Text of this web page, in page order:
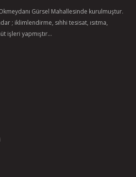
Gürsel Mahallesinde kurulmuştur.
; iklimlendirme, sıhhi tesisat, ısıtma,
işleri yapmıştır...